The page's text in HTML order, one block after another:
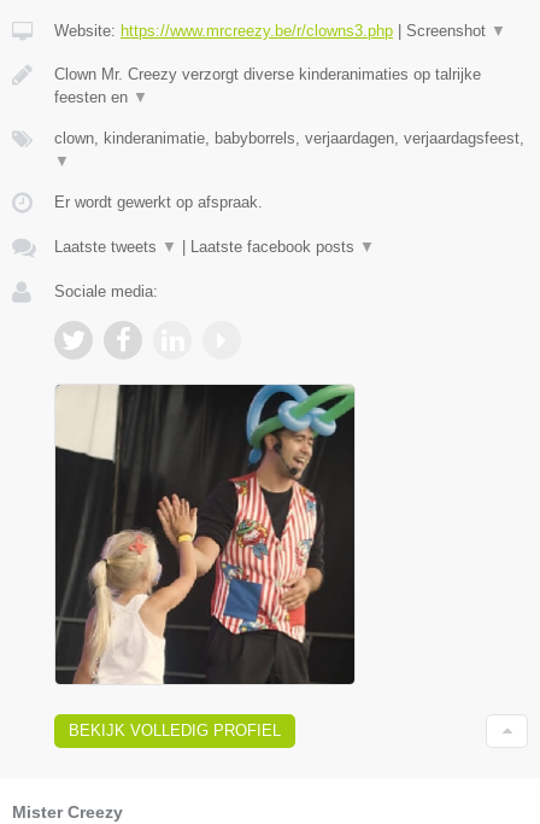
Website: https://www.mrcreezy.be/r/clowns3.php Screenshot ▼
Clown Mr. Creezy verzorgt diverse kinderanimaties op talrijke
feesten en ▼
clown, kinderanimatie, babyborrels, verjaardagen, verjaardagsfeest,
▼
Er wordt gewerkt op afspraak.
Laatste tweets ▼ Laatste facebook posts ▼
Sociale media:
BEKIJK VOLLEDIG PROFIEL
Mister Creezy